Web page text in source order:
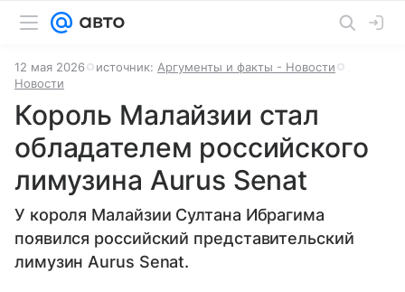
12 мая 2026 источник: Аргументы и факты - Новости
Новости
Король Малайзии стал
обладателем российского
лимузина Aurus Senat
У короля Малайзии Султана Ибрагима
появился российский представительский
лимузин Aurus Senat.